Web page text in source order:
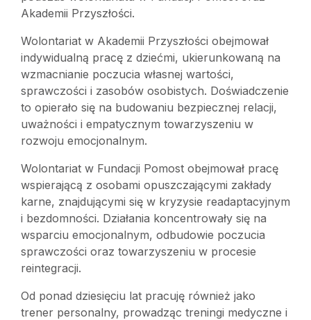
Akademii Przyszłości.
Wolontariat w Akademii Przyszłości obejmował
indywidualną pracę z dziećmi, ukierunkowaną na
wzmacnianie poczucia własnej wartości,
sprawczości i zasobów osobistych. Doświadczenie
to opierało się na budowaniu bezpiecznej relacji,
uważności i empatycznym towarzyszeniu w
rozwoju emocjonalnym.
Wolontariat w Fundacji Pomost obejmował pracę
wspierającą z osobami opuszczającymi zakłady
karne, znajdującymi się w kryzysie readaptacyjnym
i bezdomności. Działania koncentrowały się na
wsparciu emocjonalnym, odbudowie poczucia
sprawczości oraz towarzyszeniu w procesie
reintegracji.
Od ponad dziesięciu lat pracuję również jako
trener personalny, prowadząc treningi medyczne i